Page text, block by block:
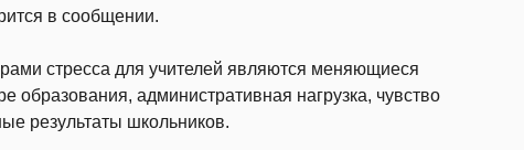
в сообщении.
стресса для учителей являются меняющиеся
образования, административная нагрузка, чувство
результаты школьников.